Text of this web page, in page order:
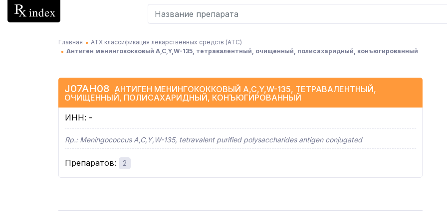
Главная
АТХ классификация лекарственных средств (АТC)
Антиген менингококковый A,C,Y,W-135, тетравалентный, очищенный, полисахаридный, конъюгированный
J07AH08 АНТИГЕН МЕНИНГОКОККОВЫЙ A,C,Y,W-135, ТЕТРАВАЛЕНТНЫЙ,
ОЧИЩЕННЫЙ, ПОЛИСАХАРИДНЫЙ, КОНЪЮГИРОВАННЫЙ
ИНН: -
Rp.: Meningococcus A,C,Y,W-135, tetravalent purified polysaccharides antigen conjugated
Препаратов: 2